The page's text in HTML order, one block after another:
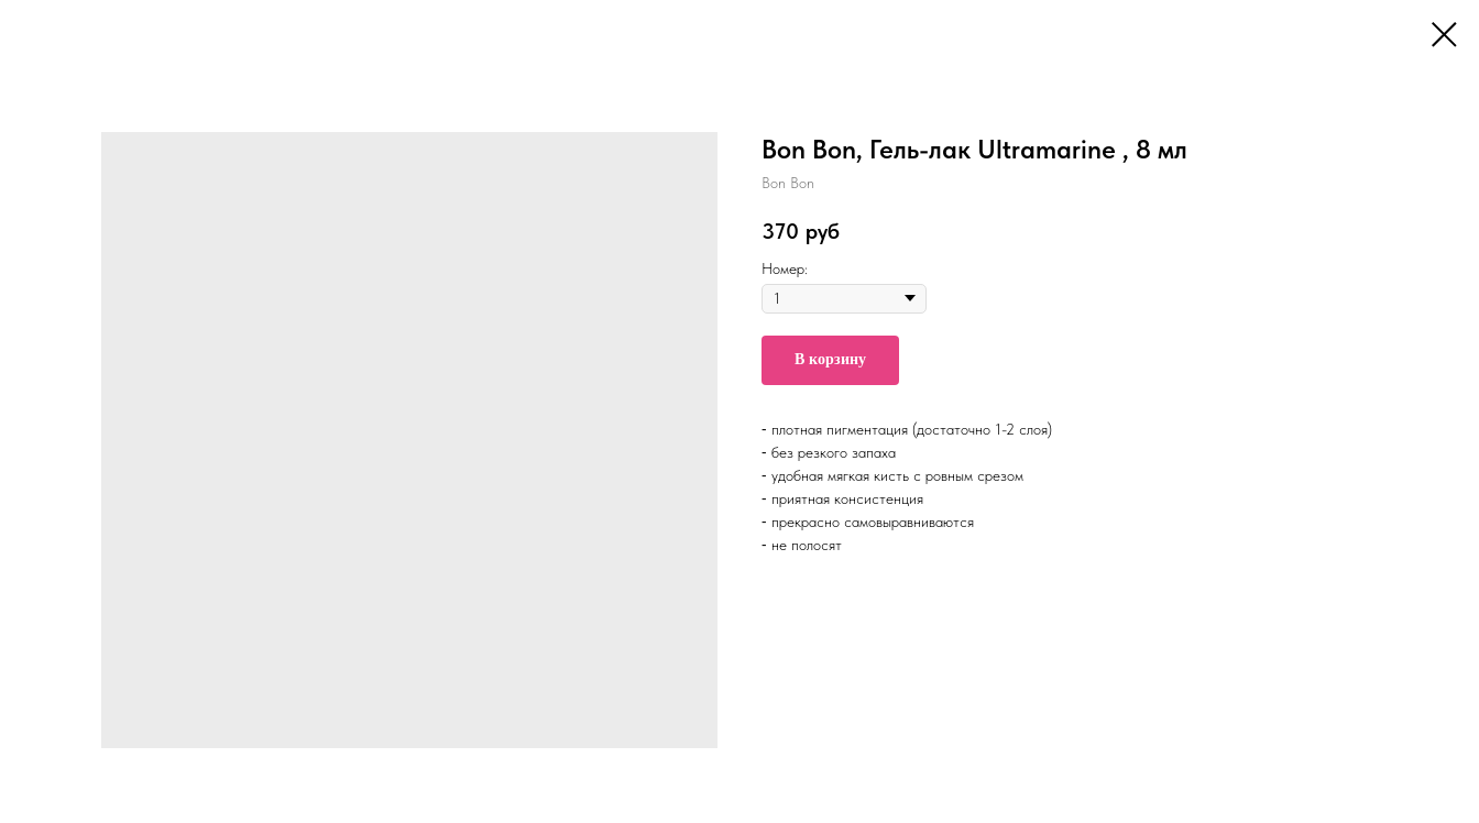
Bon Bon, Гель-лак Ultramarine , 8 мл
Bon Bon
370 руб
Номер:
В корзину
⁃ плотная пигментация (достаточно 1-2 слоя)
⁃ без резкого запаха
⁃ удобная мягкая кисть с ровным срезом
⁃ приятная консистенция
⁃ прекрасно самовыравниваются
⁃ не полосят